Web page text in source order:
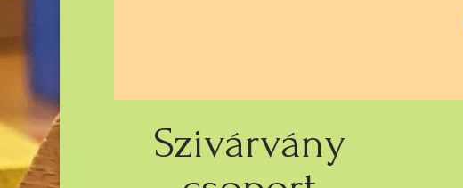
Szivárvány